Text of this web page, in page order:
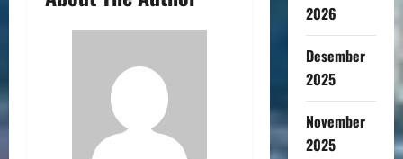
2026
Desember
2025
November
2025